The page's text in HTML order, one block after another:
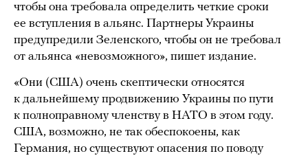
чтобы она требовала определить четкие сроки
ее вступления в альянс. Партнеры Украины
предупредили Зеленского, чтобы он не требовал
от альянса «невозможного», пишет издание.
«Они (США) очень скептически относятся
к дальнейшему продвижению Украины по пути
к полноправному членству в НАТО в этом году.
США, возможно, не так обеспокоены, как
Германия, но существуют опасения по поводу